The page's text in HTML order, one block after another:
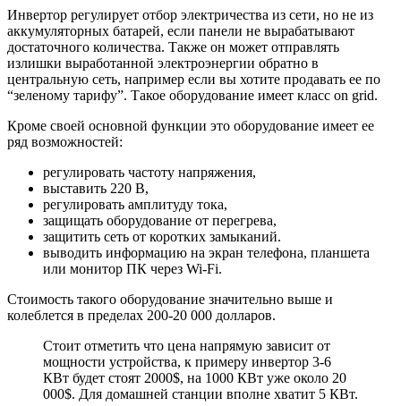
Инвертор регулирует отбор электричества из сети, но не из
аккумуляторных батарей, если панели не вырабатывают
достаточного количества. Также он может отправлять
излишки выработанной электроэнергии обратно в
центральную сеть, например если вы хотите продавать ее по
“зеленому тарифу”. Такое оборудование имеет класс on grid.
Кроме своей основной функции это оборудование имеет ее
ряд возможностей:
регулировать частоту напряжения,
выставить 220 В,
регулировать амплитуду тока,
защищать оборудование от перегрева,
защитить сеть от коротких замыканий.
выводить информацию на экран телефона, планшета
или монитор ПК через Wi-Fi.
Стоимость такого оборудование значительно выше и
колеблется в пределах 200-20 000 долларов.
Стоит отметить что цена напрямую зависит от
мощности устройства, к примеру инвертор 3-6
КВт будет стоят 2000$, на 1000 КВт уже около 20
000$. Для домашней станции вполне хватит 5 КВт.